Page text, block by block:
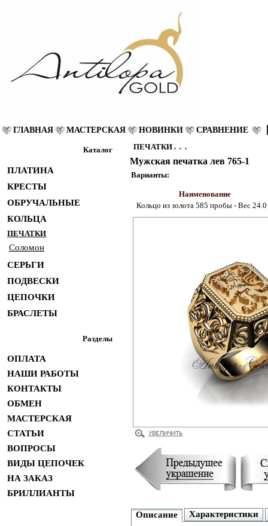
ГЛАВНАЯ МАСТЕРСКАЯ НОВИНКИ СРАВНЕНИЕ
Каталог
ПЛАТИНА
КРЕСТЫ
ОБРУЧАЛЬНЫЕ
КОЛЬЦА
ПЕЧАТКИ
Соломон
СЕРЬГИ
ПОДВЕСКИ
ЦЕПОЧКИ
БРАСЛЕТЫ
Разделы
ОПЛАТА
НАШИ РАБОТЫ
КОНТАКТЫ
ОБМЕН
МАСТЕРСКАЯ
СТАТЬИ
ВОПРОСЫ
ВИДЫ ЦЕПОЧЕК
НА ЗАКАЗ
БРИЛЛИАНТЫ
ПЕЧАТКИ
Мужская печатка лев 765-1
Варианты:
Наименование
Кольцо из золота 585 пробы - Вес 24.0
Описание Характеристики